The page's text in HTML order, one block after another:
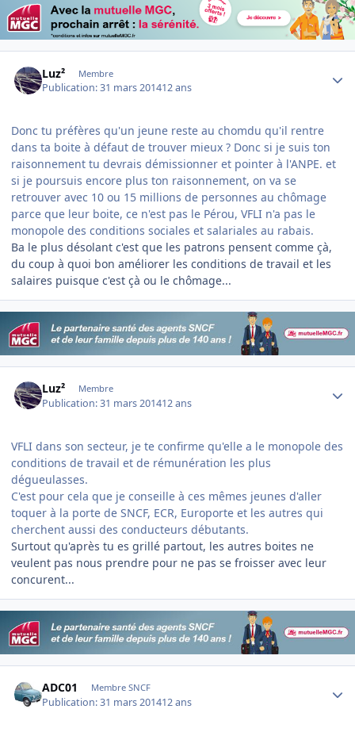
Luz² Membre
Publication:31 mars 201412 ans
Donc tu préfères qu'un jeune reste au chomdu qu'il rentre
dans ta boite à défaut de trouver mieux ? Donc si je suis ton
raisonnement tu devrais démissionner et pointer à l'ANPE. et
si je poursuis encore plus ton raisonnement, on va se
retrouver avec 10 ou 15 millions de personnes au chômage
parce que leur boite, ce n'est pas le Pérou, VFLI n'a pas le
monopole des conditions sociales et salariales au rabais.
Ba le plus désolant c'est que les patrons pensent comme çà,
du coup à quoi bon améliorer les conditions de travail et les
salaires puisque c'est çà ou le chômage...
Luz² Membre
Publication:31 mars 201412 ans
VFLI dans son secteur, je te confirme qu'elle a le monopole des
conditions de travail et de rémunération les plus
dégueulasses.
C'est pour cela que je conseille à ces mêmes jeunes d'aller
toquer à la porte de SNCF, ECR, Europorte et les autres qui
cherchent aussi des conducteurs débutants.
Surtout qu'après tu es grillé partout, les autres boites ne
veulent pas nous prendre pour ne pas se froisser avec leur
concurent...
ADC01 Membre SNCF
Publication:31 mars 201412 ans